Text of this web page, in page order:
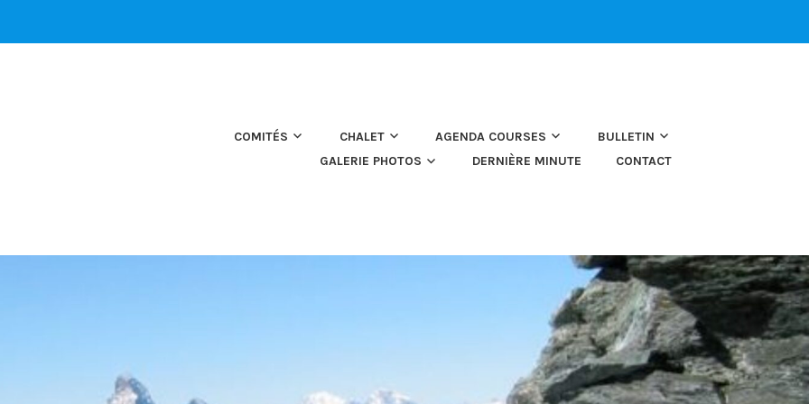
COMITÉS CHALET AGENDA COURSES
BULLETIN
GALERIE PHOTOS
DERNIÈRE MINUTE CONTACT